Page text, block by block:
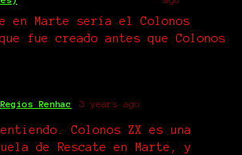
en Marte sería el Colonos
fue creado antes que Colonos
Regios Renhac 3 years ago
Colonos ZX es una
de Rescate en Marte, y